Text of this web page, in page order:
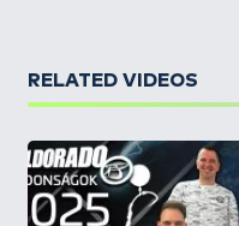
RELATED VIDEOS